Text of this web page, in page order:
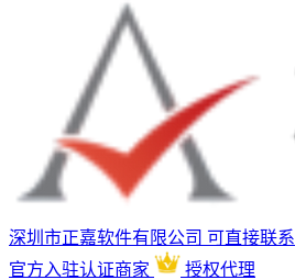
深圳市正嘉软件有限公司 可直接联系
官方入驻认证商家
授权代理